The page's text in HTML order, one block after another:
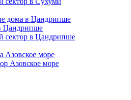
дома в Цандрипше
Цандрипше
сектор в Цандрипше
Азовское море
Азовское море